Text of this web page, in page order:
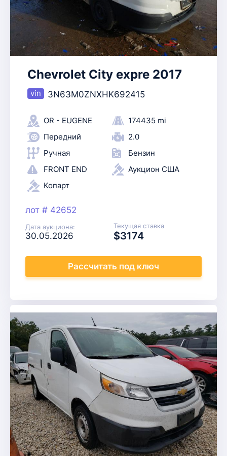
Chevrolet City expre 2017
3N63M0ZNXHK692415
OR - EUGENE
174435 mi
Передний
2.0
Ручная
Бензин
FRONT END
Аукцион США
Копарт
лот # 42652
Дата аукциона:
30.05.2026
Текущая ставка
$3174
Рассчитать под ключ